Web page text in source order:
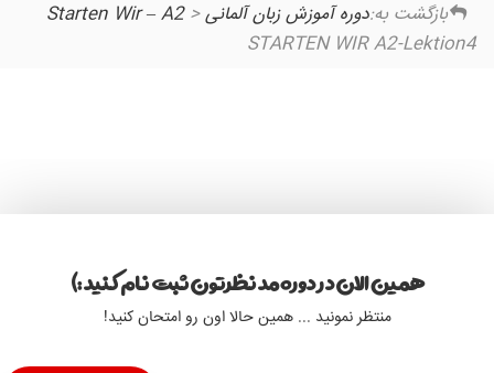
بازگشت به:دوره آموزش زبان آلمانی Starten Wir – A2>
STARTEN WIR A2-Lektion4
همین الان در دوره مد نظرتون ثبت نام کنید :)
منتظر نمونید ... همین حالا اون رو امتحان کنید!